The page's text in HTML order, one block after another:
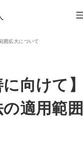
囲拡大について
に向けて
適用範